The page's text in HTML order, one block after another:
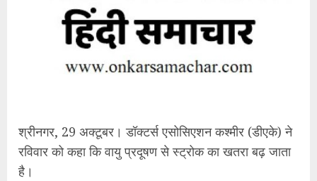
श्रीनगर, 29 अक्टूबर। डॉक्टर्स एसोसिएशन कश्मीर (डीएके) ने
रविवार को कहा कि वायु प्रदूषण से स्ट्रोक का खतरा बढ़ जाता
है।